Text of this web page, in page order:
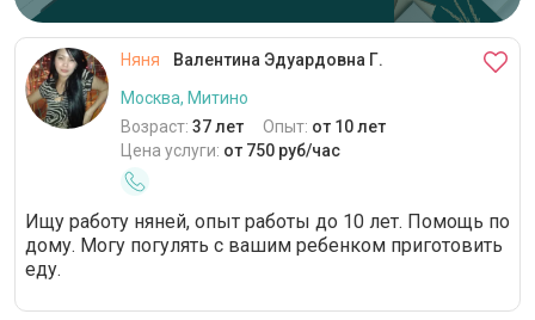
Няня
Валентина Эдуардовна Г.
Москва, Митино
Возраст: 37 лет Опыт: от 10 лет
Цена услуги: от 750 руб/час
Ищу работу няней, опыт работы до 10 лет. Помощь по
дому. Могу погулять с вашим ребенком приготовить
еду.